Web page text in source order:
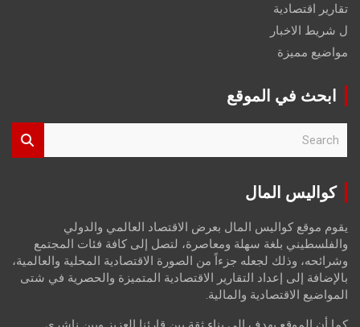
تقارير اقتصادية
ل شريط الاخبار
مواضيع مميزة
ابحث في الموقع
r
كواليس المال
يقوم موقع كواليس المال بعرض الاقتصاد العالمي والدولي
والفلسطيني بلغة سهلة ومعاصرة، لتصل إلى كافة فئات المجتمع
وشرائحه، وذلك لجعله جزءاً من الصورة الاقتصادية المحلية والعالمية،
بالإضافة إلى إعداد التقارير الاقتصادية المتميزة والحصرية في شتى
المواضيع الاقتصادية والمالية.